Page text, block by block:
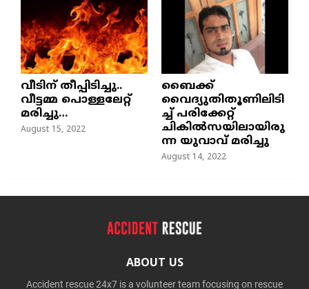
വീടിന് തീപ്പിടിച്ചു..
വീട്ടമ്മ പൊള്ളലേറ്റ്
മരിച്ചു…
August 15, 2022
ബൈക്ക്
വൈദ്യുതിതൂണിലിടി
ച്ച്‌ പരിക്കേറ്റ്
ചികില്‍സയിലായിരു
ന്ന യുവാവ് മരിച്ചു
August 14, 2022
ABOUT US
Accident rescue 24x7 is a volunteer team focusing on rescue